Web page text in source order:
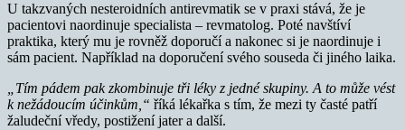
U takzvaných nesteroidních antirevmatik se v praxi stává, že je
pacientovi naordinuje specialista – revmatolog. Poté navštíví
praktika, který mu je rovněž doporučí a nakonec si je naordinuje i
sám pacient. Například na doporučení svého souseda či jiného laika.
„Tím pádem pak zkombinuje tři léky z jedné skupiny. A to může vést
k nežádoucím účinkům,“ říká lékařka s tím, že mezi ty časté patří
žaludeční vředy, postižení jater a další.